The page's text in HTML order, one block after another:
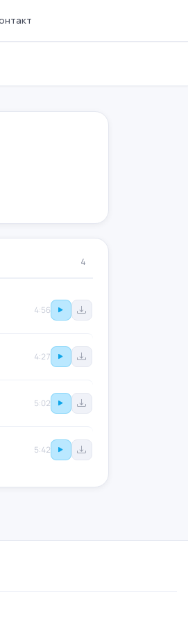
4
4:56
4:27
5:02
5:42